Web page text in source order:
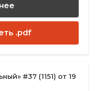
.pdf
#37 (1151) от 19